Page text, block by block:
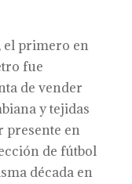
el primero en
fue
de vender
y tejidas
presente en
de fútbol
década en